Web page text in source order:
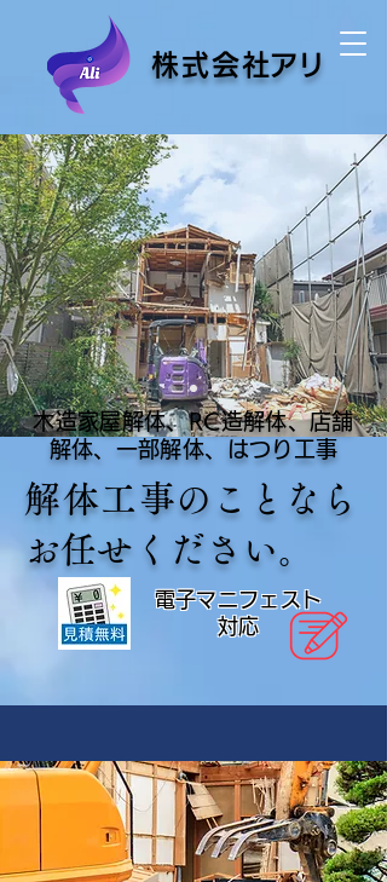
株式会社アリ
木造家屋解体、RC造解体、店舗
解体、一部解体、はつり工事
解体工 事のことなら
お任せください。
電子マニフェスト
​対応